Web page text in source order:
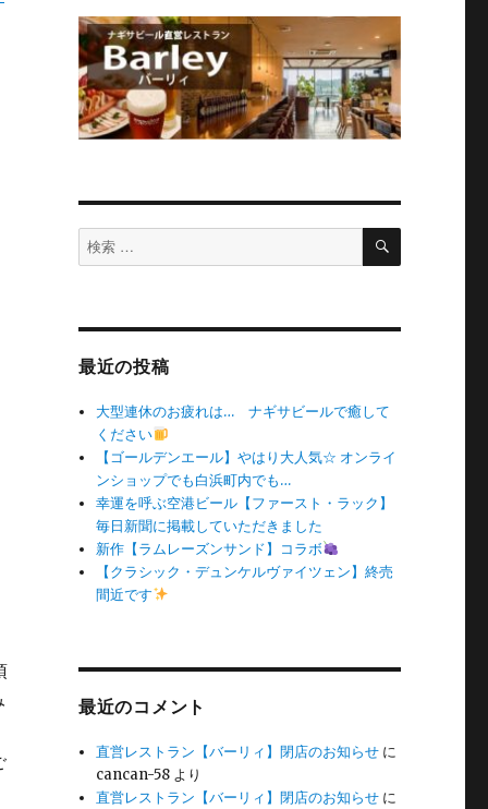
検
索
検
最近の投稿
大型連休のお疲れは… ナギサビールで癒して
ください
【ゴールデンエール】やはり大人気☆ オンライ
ンショップでも白浜町内でも…
幸運を呼ぶ空港ビール【ファースト・ラック】
毎日新聞に掲載していただきました
新作【ラムレーズンサンド】コラボ
【クラシック・デュンケルヴァイツェン】終売
間近です
最近のコメント
直営レストラン【バーリィ】閉店のお知らせ に
cancan-58 より
直営レストラン【バーリィ】閉店のお知らせ に